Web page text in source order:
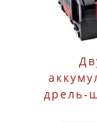
дрель-